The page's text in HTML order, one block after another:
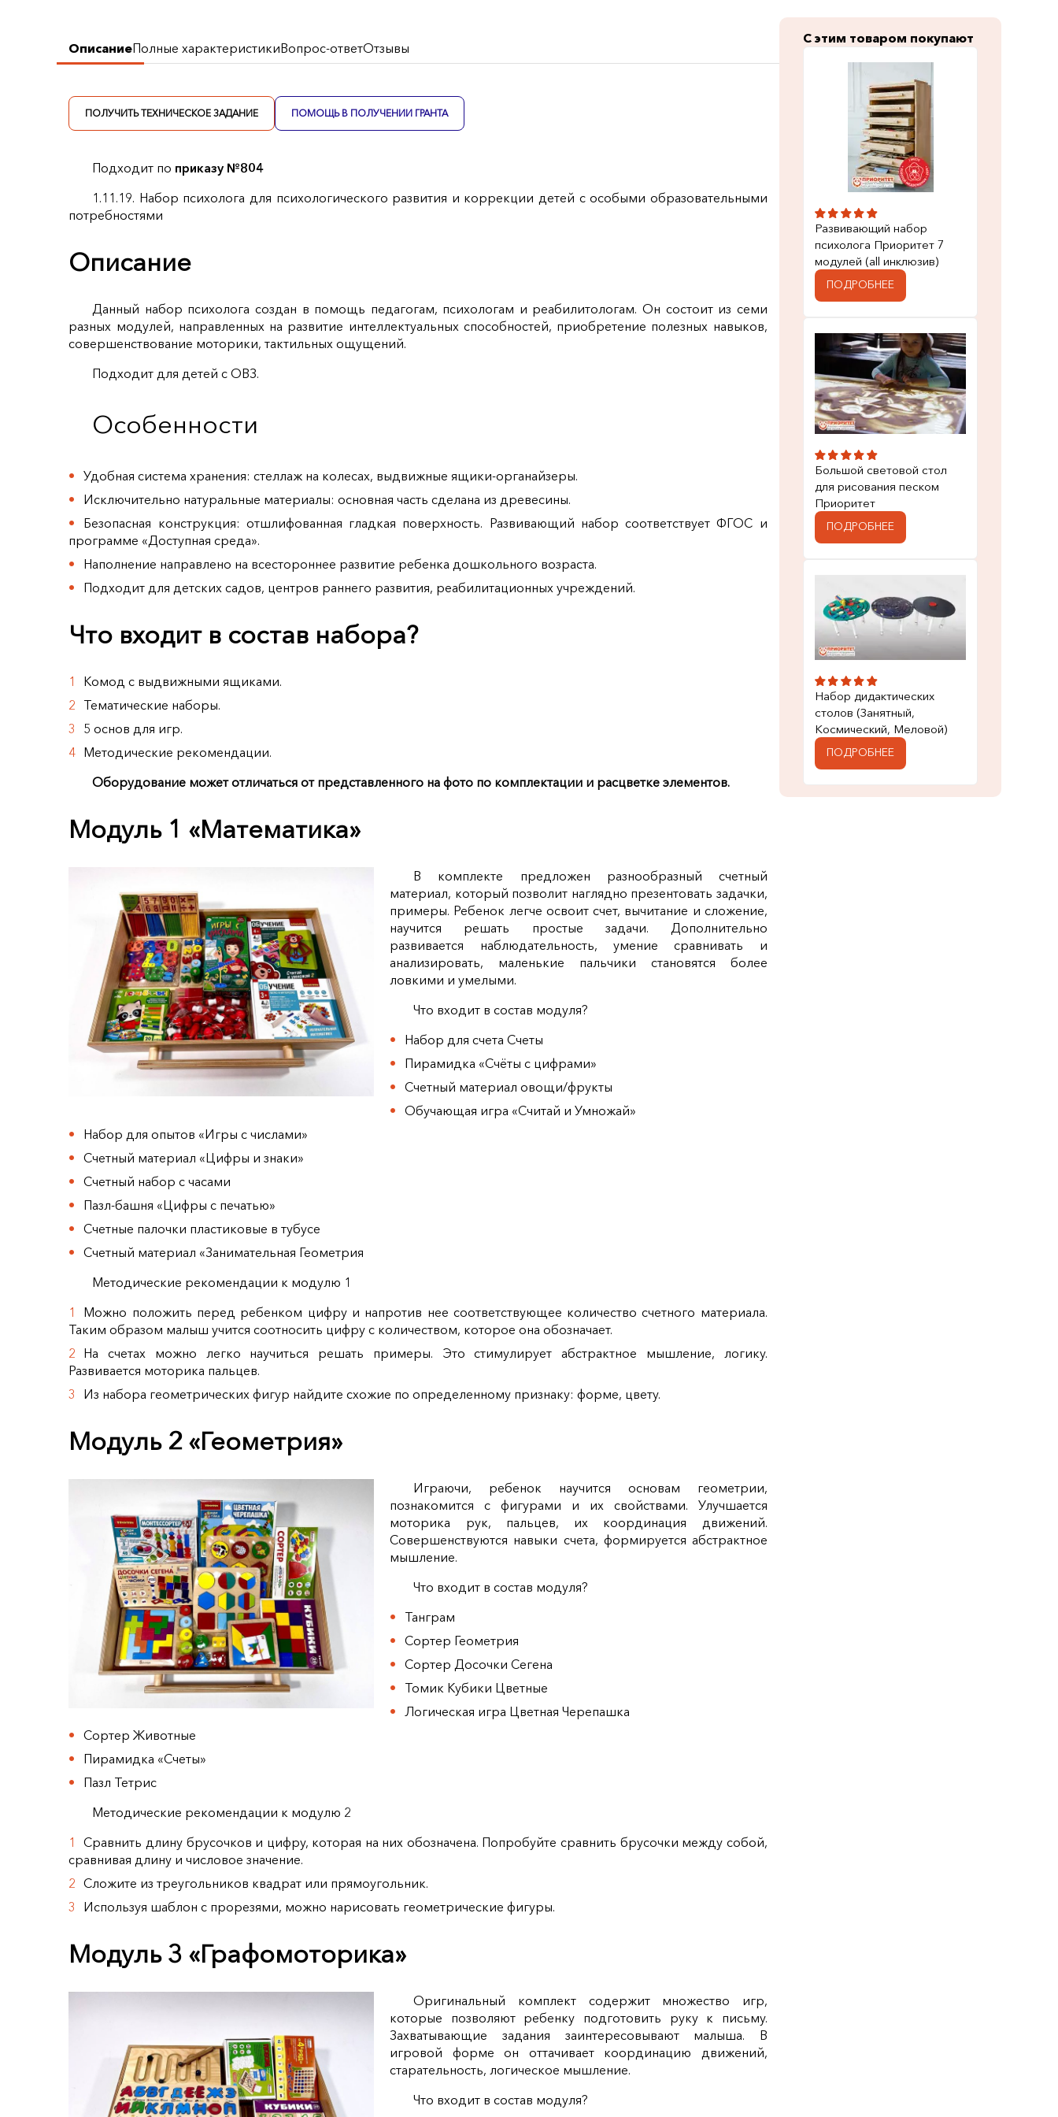
ОписаниеПолные характеристикиВопрос-ответОтзывы
ПОЛУЧИТЬ ТЕХНИЧЕСКОЕ ЗАДАНИЕ ПОМОЩЬ В ПОЛУЧЕНИИ ГРАНТА
Подходит по приказу №804
1.11.19. Набор психолога для психологического развития и коррекции детей с особыми образовательными
потребностями
Описание
Данный набор психолога создан в помощь педагогам, психологам и реабилитологам. Он состоит из семи
разных модулей, направленных на развитие интеллектуальных способностей, приобретение полезных навыков,
совершенствование моторики, тактильных ощущений.
Подходит для детей с ОВЗ.
Особенности
Удобная система хранения: стеллаж на колесах, выдвижные ящики-органайзеры.
Исключительно натуральные материалы: основная часть сделана из древесины.
Безопасная конструкция: отшлифованная гладкая поверхность. Развивающий набор соответствует ФГОС и
программе «Доступная среда».
Наполнение направлено на всестороннее развитие ребенка дошкольного возраста.
Подходит для детских садов, центров раннего развития, реабилитационных учреждений.
Что входит в состав набора?
Комод с выдвижными ящиками.
Тематические наборы.
5 основ для игр.
Методические рекомендации.
Оборудование может отличаться от представленного на фото по комплектации и расцветке элементов.
Модуль 1 «Математика»
В комплекте предложен разнообразный счетный
материал, который позволит наглядно презентовать задачки,
примеры. Ребенок легче освоит счет, вычитание и сложение,
научится решать простые задачи. Дополнительно
развивается наблюдательность, умение сравнивать и
анализировать, маленькие пальчики становятся более
ловкими и умелыми.
Что входит в состав модуля?
Набор для счета Счеты
Пирамидка «Счёты с цифрами»
Счетный материал овощи/фрукты
Обучающая игра «Считай и Умножай»
Набор для опытов «Игры с числами»
Счетный материал «Цифры и знаки»
Счетный набор с часами
Пазл-башня «Цифры с печатью»
Счетные палочки пластиковые в тубусе
Счетный материал «Занимательная Геометрия
Методические рекомендации к модулю 1
Можно положить перед ребенком цифру и напротив нее соответствующее количество счетного материала.
Таким образом малыш учится соотносить цифру с количеством, которое она обозначает.
На счетах можно легко научиться решать примеры. Это стимулирует абстрактное мышление, логику.
Развивается моторика пальцев.
Из набора геометрических фигур найдите схожие по определенному признаку: форме, цвету.
Модуль 2 «Геометрия»
Играючи, ребенок научится основам геометрии,
познакомится с фигурами и их свойствами. Улучшается
моторика рук, пальцев, их координация движений.
Совершенствуются навыки счета, формируется абстрактное
мышление.
Что входит в состав модуля?
Танграм
Сортер Геометрия
Сортер Досочки Сегена
Томик Кубики Цветные
Логическая игра Цветная Черепашка
Сортер Животные
Пирамидка «Счеты»
Пазл Тетрис
Методические рекомендации к модулю 2
Сравнить длину брусочков и цифру, которая на них обозначена. Попробуйте сравнить брусочки между собой,
сравнивая длину и числовое значение.
Сложите из треугольников квадрат или прямоугольник.
Используя шаблон с прорезями, можно нарисовать геометрические фигуры.
Модуль 3 «Графомоторика»
Оригинальный комплект содержит множество игр,
которые позволяют ребенку подготовить руку к письму.
Захватывающие задания заинтересовывают малыша. В
игровой форме он оттачивает координацию движений,
старательность, логическое мышление.
Что входит в состав модуля?
С этим товаром покупают
Развивающий набор
психолога Приоритет 7
модулей (all инклюзив)
ПОДРОБНЕЕ
Большой световой стол
для рисования песком
Приоритет
ПОДРОБНЕЕ
Набор дидактических
столов (Занятный,
Космический, Меловой)
ПОДРОБНЕЕ